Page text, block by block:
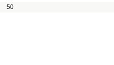
50